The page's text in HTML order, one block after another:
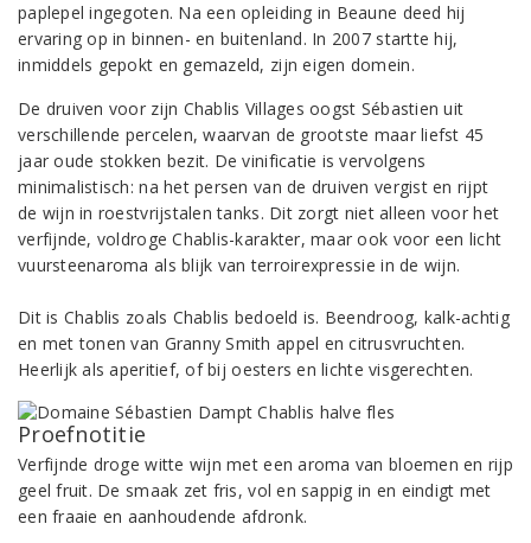
paplepel ingegoten. Na een opleiding in Beaune deed hij
ervaring op in binnen- en buitenland. In 2007 startte hij,
inmiddels gepokt en gemazeld, zijn eigen domein.
De druiven voor zijn Chablis Villages oogst Sébastien uit
verschillende percelen, waarvan de grootste maar liefst 45
jaar oude stokken bezit. De vinificatie is vervolgens
minimalistisch: na het persen van de druiven vergist en rijpt
de wijn in roestvrijstalen tanks. Dit zorgt niet alleen voor het
verfijnde, voldroge Chablis-karakter, maar ook voor een licht
vuursteenaroma als blijk van terroirexpressie in de wijn.
Dit is Chablis zoals Chablis bedoeld is. Beendroog, kalk-achtig
en met tonen van Granny Smith appel en citrusvruchten.
Heerlijk als aperitief, of bij oesters en lichte visgerechten.
Proefnotitie
Verfijnde droge witte wijn met een aroma van bloemen en rijp
geel fruit. De smaak zet fris, vol en sappig in en eindigt met
een fraaie en aanhoudende afdronk.